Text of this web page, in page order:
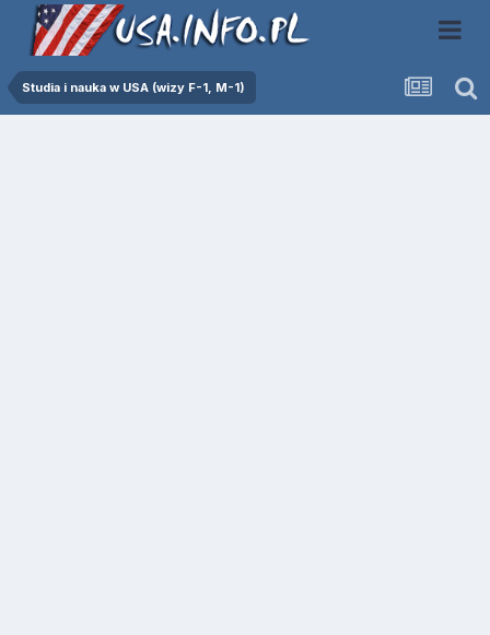
Studia i nauka w USA (wizy F-1, M-1)